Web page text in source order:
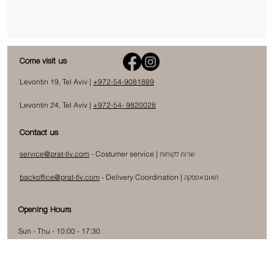
Come visit us
Levontin 19, Tel Aviv | +972-54-9081889
Levontin 24, Tel Aviv | +972-54- 9820028
Contact us
service@prat-tlv.com- Costumer service | שרות לקוחות
backoffice@prat-tlv.com- Delivery Coordination | תאום אספקה
Opening Hours
Sun - Thu - 10:00 - 17:30